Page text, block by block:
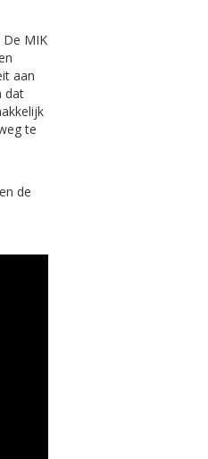
De MIK
aan
dat
te
de